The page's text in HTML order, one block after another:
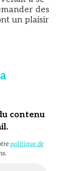
des
un plaisir
contenu
.
politique de